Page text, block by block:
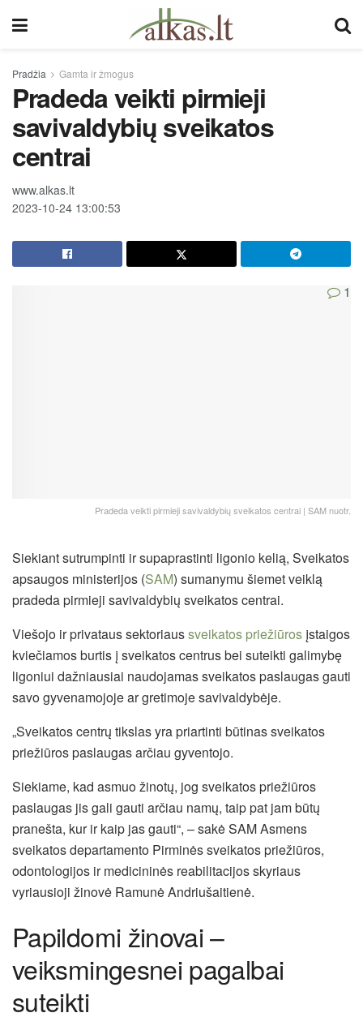
Pradžia Gamta ir žmogus
Pradeda veikti pirmieji
savivaldybių sveikatos
centrai
www.alkas.lt
2023-10-24 13:00:53
1
Pradeda veikti pirmieji savivaldybių sveikatos centrai | SAM nuotr.
Siekiant sutrumpinti ir supaprastinti ligonio kelią, Sveikatos
apsaugos ministerijos (SAM) sumanymu šiemet veiklą
pradeda pirmieji savivaldybių sveikatos centrai.
Viešojo ir privataus sektoriaussveikatos priežiūros įstaigos
kviečiamos burtis į sveikatos centrus bei suteikti galimybę
ligoniui dažniausiai naudojamas sveikatos paslaugas gauti
savo gyvenamojoje ar gretimoje savivaldybėje.
„Sveikatos centrų tikslas yra priartinti būtinas sveikatos
priežiūros paslaugas arčiau gyventojo.
Siekiame, kad asmuo žinotų, jog sveikatos priežiūros
paslaugas jis gali gauti arčiau namų, taip pat jam būtų
pranešta, kur ir kaip jas gauti“, – sakė SAM Asmens
sveikatos departamento Pirminės sveikatos priežiūros,
odontologijos ir medicininės reabilitacijos skyriaus
vyriausioji žinovė Ramunė Andriušaitienė.
Papildomi žinovai –
veiksmingesnei pagalbai
suteikti